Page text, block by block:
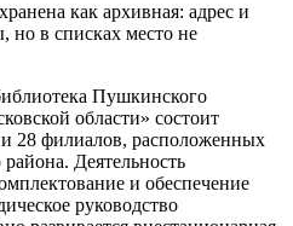
как архивная: адрес и
но в списках место не
Пушкинского
области» состоит
28 филиалов, расположенных
Деятельность
и обеспечение
руководство